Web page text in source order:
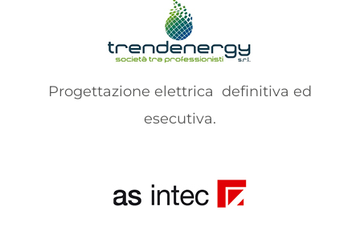
Progettazione elettrica definitiva ed
esecutiva.